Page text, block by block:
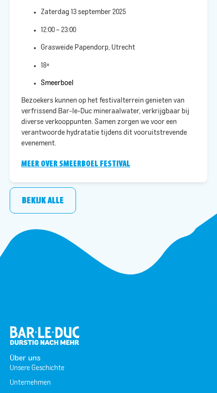
Zaterdag 13 september 2025
12:00 – 23:00
Grasweide Papendorp, Utrecht
18+
Smeerboel
Bezoekers kunnen op het festivalterrein genieten van
verfrissend Bar-le-Duc mineraalwater, verkrijgbaar bij
diverse verkooppunten. Samen zorgen we voor een
verantwoorde hydratatie tijdens dit vooruitstrevende
evenement.​
MEER OVER SMEERBOEL FESTIVAL
BEKIJK ALLE
Über uns
Unsere Geschichte
Unternehmen